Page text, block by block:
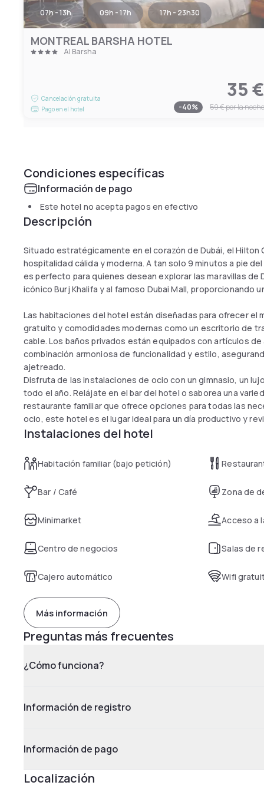
07h - 13h 09h - 17h 17h - 23h30
MONTREAL BARSHA HOTEL
Al Barsha
Cancelación gratuita
Pago en el hotel
35 €
-40% 59 €por la noche
Condiciones específicas
Información de pago
Este hotel no acepta pagos en efectivo
Descripción
Situado estratégicamente en el corazón de Dubái, el Hilton
hospitalidad cálida y moderna. A tan solo 9 minutos a pie
es perfecto para quienes desean explorar las maravillas de
icónico Burj Khalifa y al famoso Dubai Mall, proporcionando
Las habitaciones del hotel están diseñadas para ofrecer el
gratuito y comodidades modernas como un escritorio de
cable. Los baños privados están equipados con artículos
combinación armoniosa de funcionalidad y estilo,
ajetreado.
Disfruta de las instalaciones de ocio con un gimnasio, un
todo el año. Relájate en el bar del hotel o saborea una
restaurante familiar que ofrece opciones para todas las
ocio, este hotel es el lugar ideal para un día productivo y
Instalaciones del hotel
Habitación familiar (bajo petición)
Bar / Café Zona de
Minimarket Acceso a
Centro de negocios Salas de
Cajero automático Wifi
Más información
Preguntas más frecuentes
¿Cómo funciona?
Información de registro
Información de pago
Localización